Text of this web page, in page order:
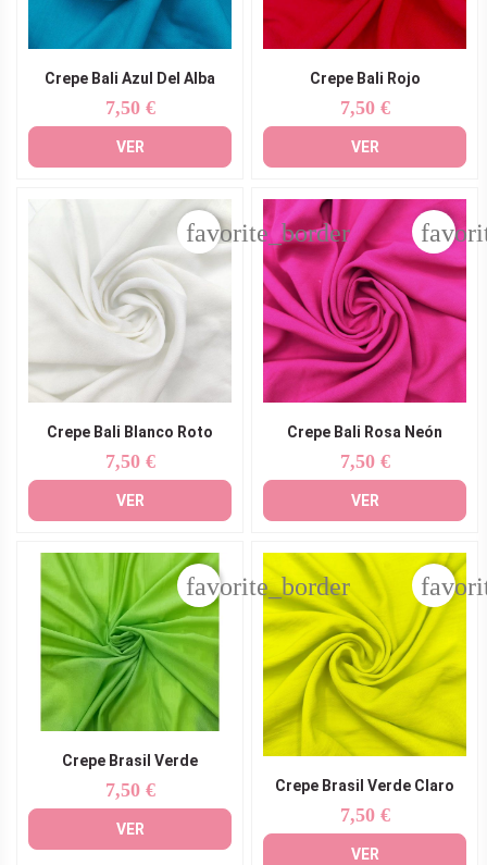
Crepe Bali Azul Del Alba
Precio
7,50 €
VER
Crepe Bali Rojo
Precio
7,50 €
VER
Crepe Bali Blanco Roto
Precio
7,50 €
VER
favorite_border
Crepe Bali Rosa Neón
Precio
7,50 €
VER
Crepe Brasil Verde
Precio
7,50 €
VER
favorite_border
Crepe Brasil Verde Claro
Precio
7,50 €
VER